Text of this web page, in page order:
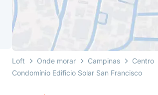
Loft Onde morar Campinas Centro
Condomínio Edificio Solar San Francisco